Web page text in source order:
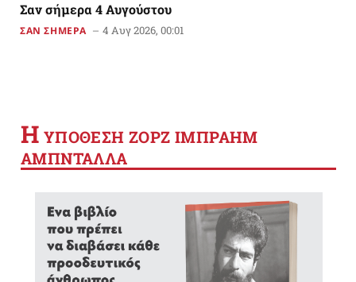
Σαν σήμερα 4 Αυγούστου
ΣΑΝ ΣΗΜΕΡΑ 4 Αυγ 2026, 00:01
Η YΠΟΘΕΣΗ ΖΟΡΖ ΙΜΠΡΑΗΜ
ΑΜΠΝΤΑΛΛΑ